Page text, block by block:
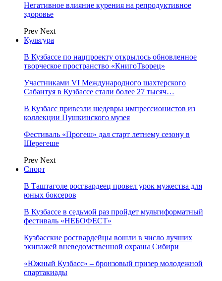
Негативное влияние курения на репродуктивное
здоровье
Prev Next
Культура
В Кузбассе по нацпроекту открылось обновленное
творческое пространство «КнигоТворец»
Участниками VI Международного шахтерского
Сабантуя в Кузбассе стали более 27 тысяч…
В Кузбасс привезли шедевры импрессионистов из
коллекции Пушкинского музея
Фестиваль «Прогеш» дал старт летнему сезону в
Шерегеше
Prev Next
Спорт
В Таштаголе росгвардеец провел урок мужества для
юных боксеров
В Кузбассе в седьмой раз пройдет мультиформатный
фестиваль «НЕБОФЕСТ»
Кузбасские росгвардейцы вошли в число лучших
экипажей вневедомственной охраны Сибири
«Южный Кузбасс» – бронзовый призер молодежной
спартакиады